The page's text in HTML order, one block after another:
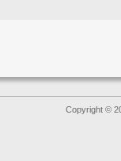
Copyright ©